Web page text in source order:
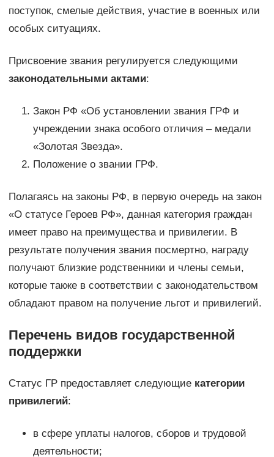
поступок, смелые действия, участие в военных или
особых ситуациях.
Присвоение звания регулируется следующими
законодательными актами:
Закон РФ «Об установлении звания ГРФ и
учреждении знака особого отличия – медали
«Золотая Звезда».
Положение о звании ГРФ.
Полагаясь на законы РФ, в первую очередь на закон
«О статусе Героев РФ», данная категория граждан
имеет право на преимущества и привилегии. В
результате получения звания посмертно, награду
получают близкие родственники и члены семьи,
которые также в соответствии с законодательством
обладают правом на получение льгот и привилегий.
Перечень видов государственной
поддержки
Статус ГР предоставляет следующие категории
привилегий:
в сфере уплаты налогов, сборов и трудовой
деятельности;